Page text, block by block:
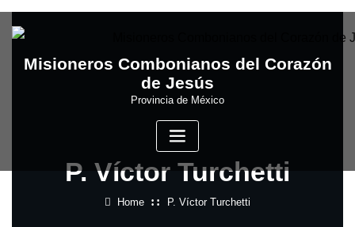
to
Misioneros Combonianos del Corazón
de Jesús
Provincia de México
P. Víctor Turchetti
Home P. Víctor Turchetti